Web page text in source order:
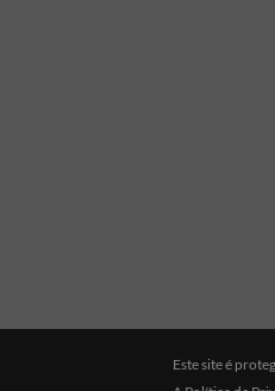
Este site é